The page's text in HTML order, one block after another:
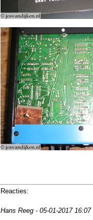
Reacties:
Hans Reeg - 05-01-2017 16:07